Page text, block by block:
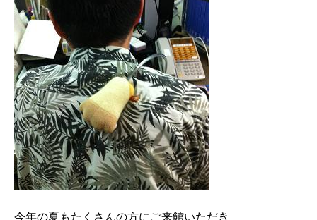
今年の夏もたくさんの方にご来館いただき